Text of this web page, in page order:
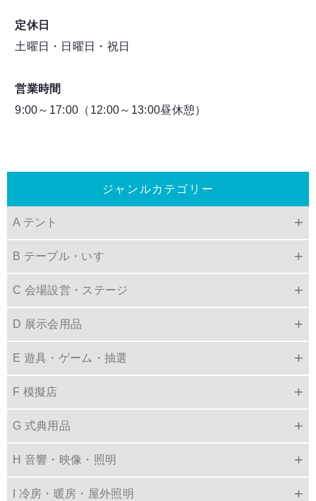
ジャンルカテゴリー
A テント
B テーブル・いす
C 会場設営・ステージ
D 展示会用品
E 遊具・ゲーム・抽選
F 模擬店
G 式典用品
H 音響・映像・照明
I 冷房・暖房・屋外照明
定休日
土曜日・日曜日・祝日
営業時間
9:00～17:00（12:00～13:00昼休憩）